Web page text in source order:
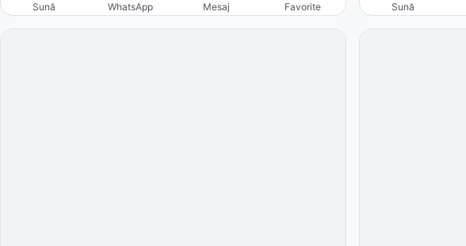
Sună WhatsApp Mesaj Favorite Sună